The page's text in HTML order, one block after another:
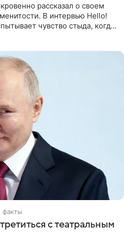
рассказал о своем
В интервью Hello!
чувство стыда, когда
факты
с театральным